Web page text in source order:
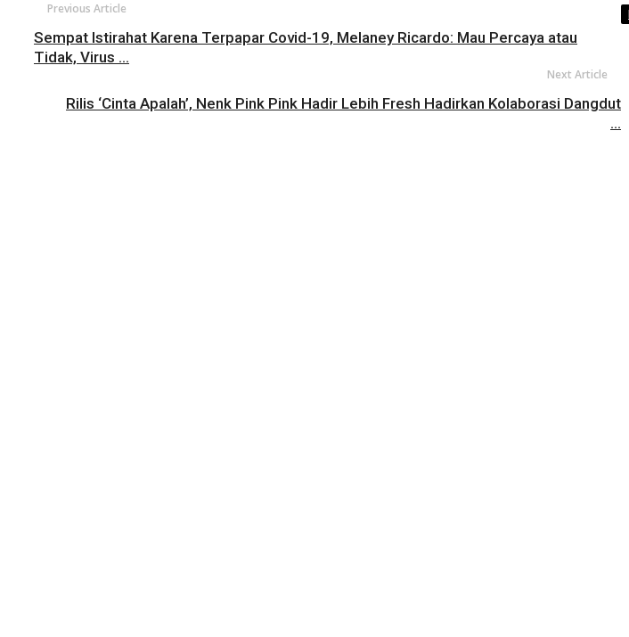
Previous Article
Sempat Istirahat Karena Terpapar Covid-19, Melaney Ricardo: Mau Percaya atau
Tidak, Virus ...
Next Article
Rilis ‘Cinta Apalah’, Nenk Pink Pink Hadir Lebih Fresh Hadirkan Kolaborasi Dangdut
...